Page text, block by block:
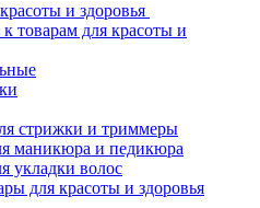
и здоровья
товарам для красоты и
стрижки и триммеры
маникюра и педикюра
укладки волос
для красоты и здоровья